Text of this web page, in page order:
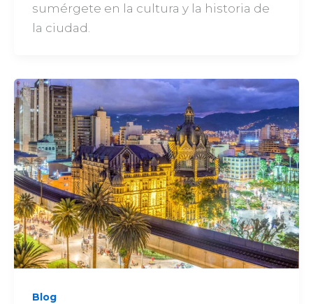
sumérgete en la cultura y la historia de
la ciudad.
Blog